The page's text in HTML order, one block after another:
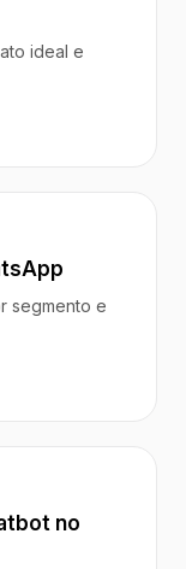
ideal e
segmento e
no